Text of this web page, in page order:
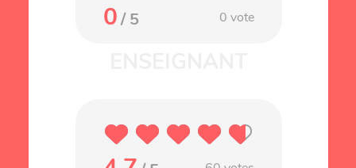
0/ 5 0 vote